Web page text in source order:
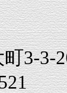
3-3-